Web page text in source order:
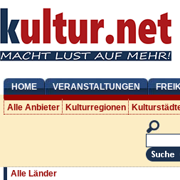
HOME VERANSTALTUNGEN
Alle Anbieter Kulturregionen
Alle Länder